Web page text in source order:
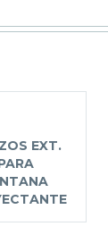
EXT.